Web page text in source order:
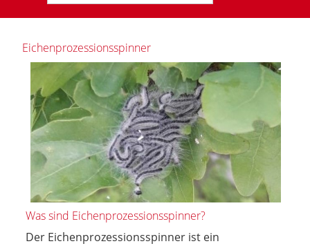
Eichenprozessionsspinner
Was sind Eichenprozessionsspinner?
Der Eichenprozessionsspinner ist ein